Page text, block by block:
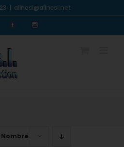
| alinesl@alinesl.net
PersonalizadoPersonalizado
Nombre